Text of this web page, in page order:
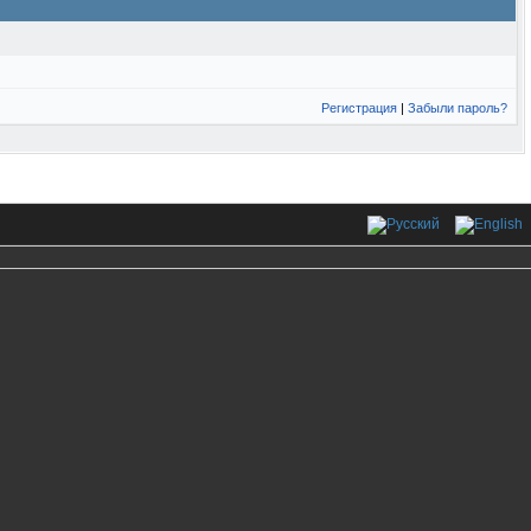
Регистрация | Забыли пароль?